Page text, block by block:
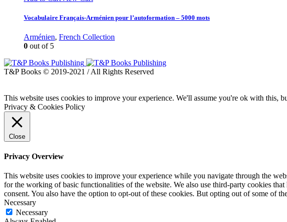
Vocabulaire Français-Arménien pour l’autoformation – 5000 mots
Arménien, French Collection
0 out of 5
T&P Books © 2019-2021 / All Rights Reserved
This website uses cookies to improve your experience. We'll assume you're ok with this,
Privacy & Cookies Policy
Close
Privacy Overview
This website uses cookies to improve your experience while you navigate through the
for the working of basic functionalities of the website. We also use third-party cookies
consent. You also have the option to opt-out of these cookies. But opting out of some of
Necessary
Necessary